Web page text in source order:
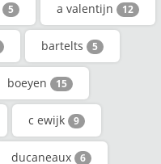
5 a valentijn 12
bartelts 5
boeyen 15
c ewijk 9
ducaneaux 6